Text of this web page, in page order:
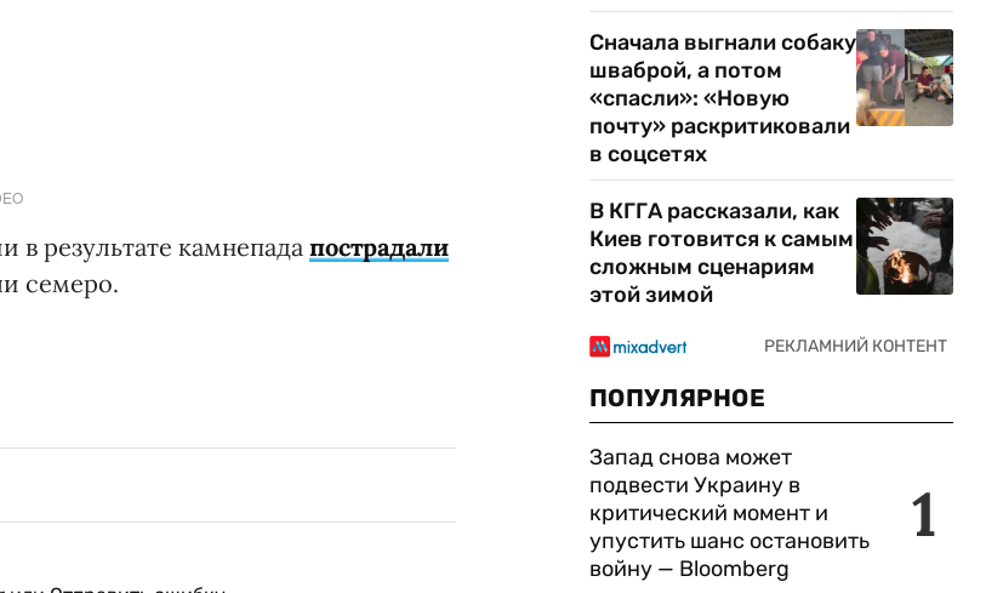
результате камнепада пострадали
семеро.
Сначала выгнали собаку
шваброй, а потом
«спасли»: «Новую
почту» раскритиковали
в соцсетях
В КГГА рассказали, как
Киев готовится к самым
сложным сценариям
этой зимой
ПОПУЛЯРНОЕ
1
Запад снова может
подвести Украину в
критический момент и
упустить шанс остановить
войну — Bloomberg